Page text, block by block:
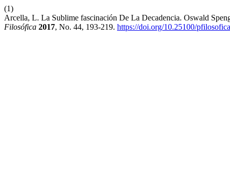
(1)
Arcella, L. La Sublime fascinación De La Decadencia. Oswald
Filosófica 2017, No. 44, 193-219. https://doi.org/10.25100/